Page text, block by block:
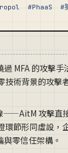
#PhaaS #
MFA 的攻擊手
技術背景的攻擊
——AitM 攻擊直
環節形同虛設，
零信任架構。